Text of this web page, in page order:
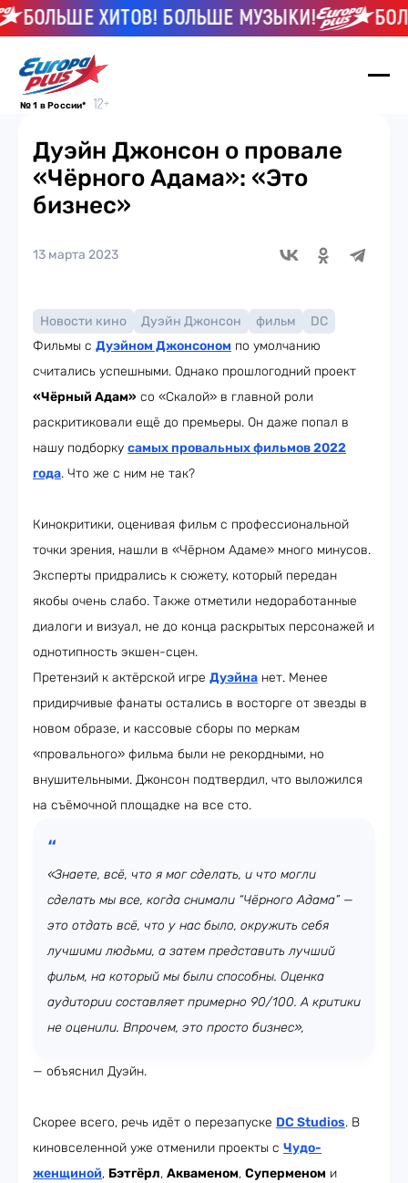
ХИТОВ! БОЛЬШЕ МУЗЫКИ!
№ 1 в России*
Дуэйн Джонсон о провале
«Чёрного Адама»: «Это
бизнес»
13 марта 2023
Новости кино Дуэйн Джонсон фильм
DC
Фильмы с Дуэйном Джонсоном по умолчанию
считались успешными. Однако прошлогодний проект
«Чёрный Адам» со «Скалой» в главной роли
раскритиковали ещё до премьеры. Он даже попал в
нашу подборку самых провальных фильмов 2022
года. Что же с ним не так?
Кинокритики, оценивая фильм с профессиональной
точки зрения, нашли в «Чёрном Адаме» много минусов.
Эксперты придрались к сюжету, который передан
якобы очень слабо. Также отметили недоработанные
диалоги и визуал, не до конца раскрытых персонажей и
однотипность экшен-сцен.
Претензий к актёрской игре Дуэйна нет. Менее
придирчивые фанаты остались в восторге от звезды в
новом образе, и кассовые сборы по меркам
«провального» фильма были не рекордными, но
внушительными. Джонсон подтвердил, что выложился
на съёмочной площадке на все сто.
«Знаете, всё, что я мог сделать, и что могли
сделать мы все, когда снимали “Чёрного Адама” —
это отдать всё, что у нас было, окружить себя
лучшими людьми, а затем представить лучший
фильм, на который мы были способны. Оценка
аудитории составляет примерно 90/100. А критики
не оценили. Впрочем, это просто бизнес»,
— объяснил Дуэйн.
Скорее всего, речь идёт о перезапуске DC Studios. В
киновселенной уже отменили проекты с Чудо-
женщиной, Бэтгёрл, Акваменом, Суперменом и